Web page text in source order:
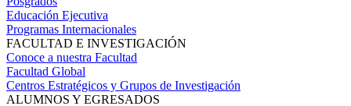
Educación Ejecutiva
Programas Internacionales
FACULTAD E INVESTIGACIÓN
Conoce a nuestra Facultad
Facultad Global
Centros Estratégicos y Grupos de Investigación
ALUMNOS Y EGRESADOS